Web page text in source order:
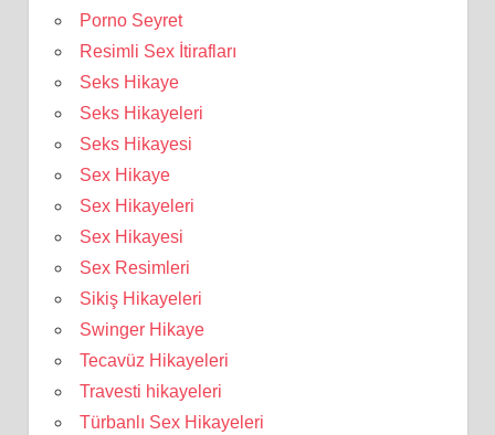
Porno Seyret
Resimli Sex İtirafları
Seks Hikaye
Seks Hikayeleri
Seks Hikayesi
Sex Hikaye
Sex Hikayeleri
Sex Hikayesi
Sex Resimleri
Sikiş Hikayeleri
Swinger Hikaye
Tecavüz Hikayeleri
Travesti hikayeleri
Türbanlı Sex Hikayeleri